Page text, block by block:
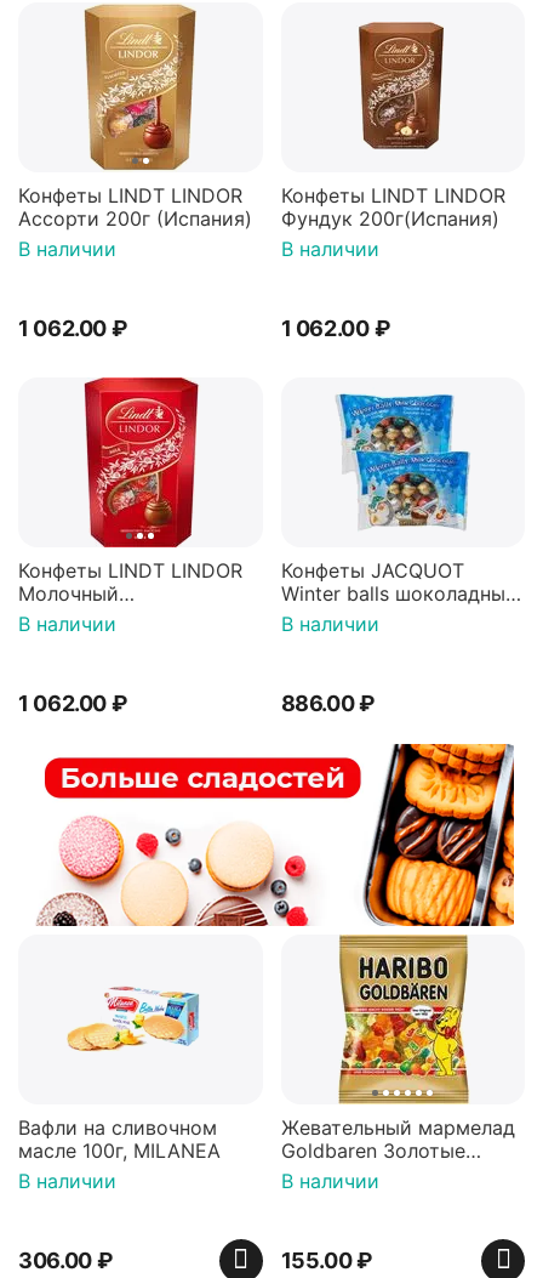
Конфеты LINDT LINDOR
Ассорти 200г (Испания)
В наличии
1 062.00₽
Конфеты LINDT LINDOR
Фундук 200г(Испания)
В наличии
1 062.00 ₽
Конфеты LINDT LINDOR
Молочный
200г(Испания)
В наличии
1 062.00₽
Конфеты JACQUOT
Winter balls шоколадные
шарики с молочной
начинкой 100г*2шт
В наличии
886.00₽
Вафли на сливочном
масле 100г, MILANEA
В наличии
306.00₽
Жевательный мармелад
Goldbaren Золотые
мишки 100г, Германия
В наличии
155.00₽